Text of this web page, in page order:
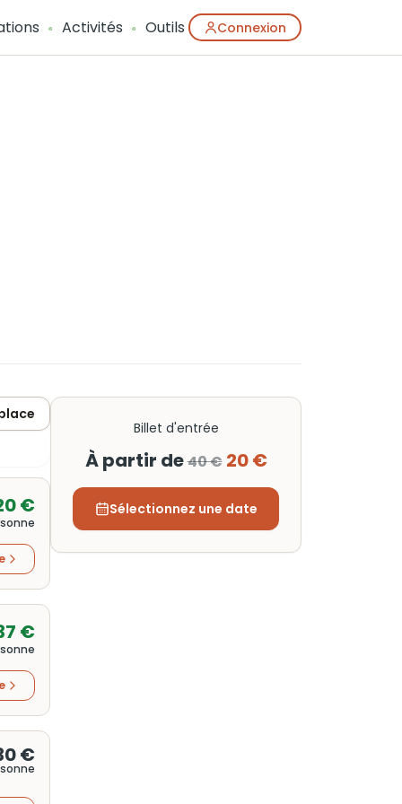
Activités Outils Connexion
€
€
€
Billet d'entrée
À partir de40 € 20 €
Sélectionnez une date